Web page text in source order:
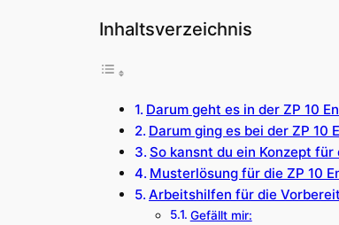
Inhaltsverzeichnis
Darum geht es in der ZP 10
Darum ging es bei der ZP 10
So kansnt du ein Konzept
Musterlösung für die ZP 10
Arbeitshilfen für die
Gefällt mir: